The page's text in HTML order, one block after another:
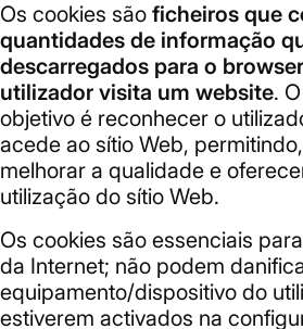
Os cookies são ficheiros que
quantidades de informação
descarregados para o
utilizador visita um website.
objetivo é reconhecer o
acede ao sítio Web,
melhorar a qualidade e
utilização do sítio Web.
Os cookies são essenciais
da Internet; não podem
equipamento/dispositivo do
estiverem activados na